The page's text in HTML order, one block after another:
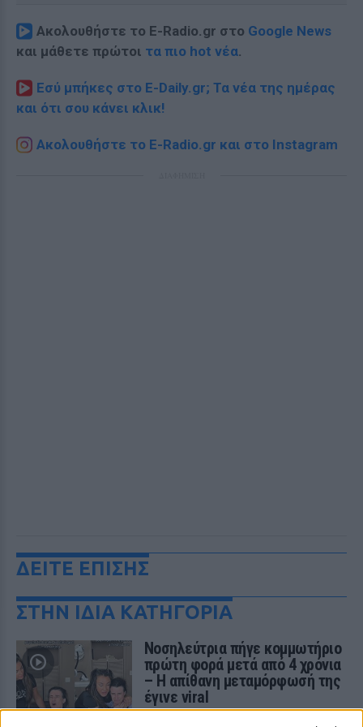
Ακολουθήστε το E-Radio.gr στο Google News
και μάθετε πρώτοι τα πιο hot νέα.
Εσύ μπήκες στο E-Daily.gr; Τα νέα της ημέρας
και ότι σου κάνει κλικ!
Ακολουθήστε το E-Radio.gr και στο Instagram
ΔΕΙΤΕ ΕΠΙΣΗΣ
ΣΤΗΝ ΙΔΙΑ ΚΑΤΗΓΟΡΙΑ
Νοσηλεύτρια πήγε κομμωτήριο
πρώτη φορά μετά από 4 χρόνια
– Η απίθανη μεταμόρφωσή της
έγινε viral